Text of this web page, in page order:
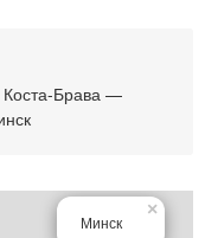
Брава —
Минск
×